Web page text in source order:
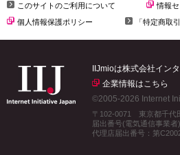
このサイトのご利用について 情報
個人情報保護ポリシー
「特定商取
IIJmioは株式会社イン
企業情報はこちら
©2005-2026 Internet
〒102-0071 東京都千代
届出番号(電気通信事業
代理店届出番号：第